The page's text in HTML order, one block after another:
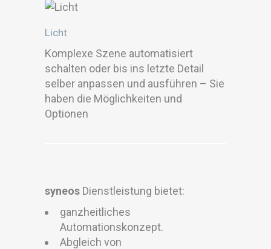
Licht
Komplexe Szene automatisiert
schalten oder bis ins letzte Detail
selber anpassen und ausführen – Sie
haben die Möglichkeiten und
Optionen
syneos Dienstleistung bietet:
ganzheitliches
Automationskonzept.
Abgleich von